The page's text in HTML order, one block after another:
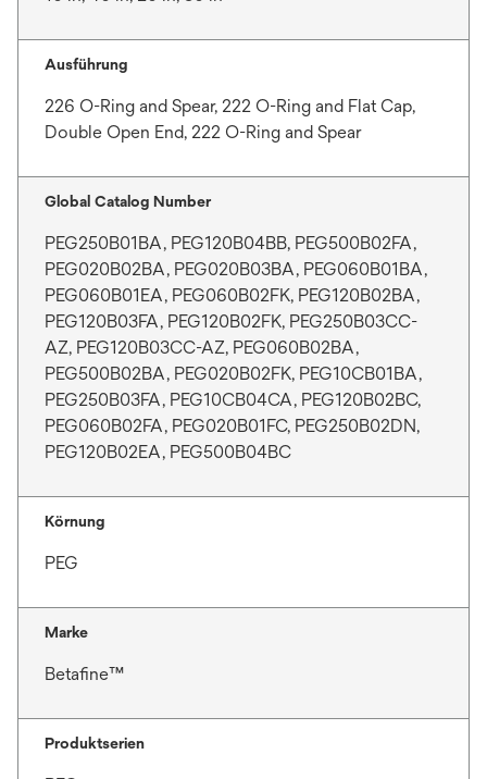
Ausführung
226 O-Ring and Spear, 222 O-Ring and Flat Cap,
Double Open End, 222 O-Ring and Spear
Global Catalog Number
PEG250B01BA, PEG120B04BB, PEG500B02FA,
PEG020B02BA, PEG020B03BA, PEG060B01BA,
PEG060B01EA, PEG060B02FK, PEG120B02BA,
PEG120B03FA, PEG120B02FK, PEG250B03CC-
AZ, PEG120B03CC-AZ, PEG060B02BA,
PEG500B02BA, PEG020B02FK, PEG10CB01BA,
PEG250B03FA, PEG10CB04CA, PEG120B02BC,
PEG060B02FA, PEG020B01FC, PEG250B02DN,
PEG120B02EA, PEG500B04BC
Körnung
PEG
Marke
Betafine™
Produktserien